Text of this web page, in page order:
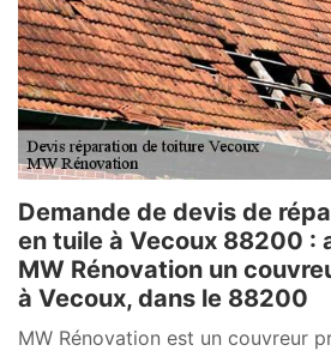
Demande de devis de
en tuile à Vecoux 88200 :
MW Rénovation un
à Vecoux, dans le 88200
MW Rénovation est un couvreur